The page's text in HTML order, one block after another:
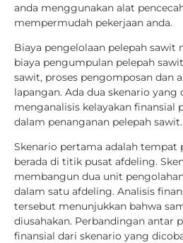
anda menggunakan alat
mempermudah pekerjaan anda.
Biaya pengelolaan pelepah sawit
biaya pengumpulan pelepah
sawit, proses pengomposan dan
lapangan. Ada dua skenario yang
menganalisis kelayakan finansial
dalam penanganan pelepah sawit.
Skenario pertama adalah tempat
berada di titik pusat afdeling.
membangun dua unit
dalam satu afdeling. Analisis
tersebut menunjukkan bahwa
diusahakan. Perbandingan antar
finansial dari skenario yang